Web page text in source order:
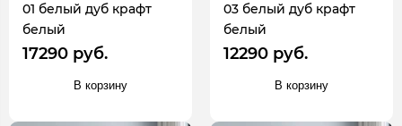
01 белый дуб крафт
белый
17290 руб.
В корзину
03 белый дуб крафт
белый
12290 руб.
В корзину